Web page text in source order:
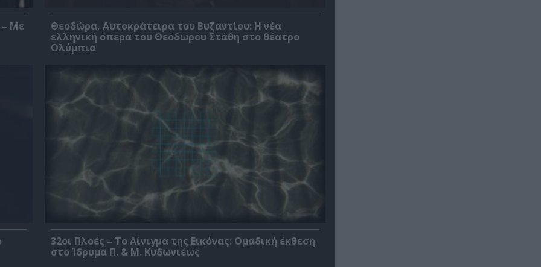
– Με
Θεοδώρα, Αυτοκράτειρα του Βυζαντίου: Η νέα
ελληνική όπερα του Θεόδωρου Στάθη στο θέατρο
Ολύμπια
32οι Πλοές – Το Αίνιγμα της Εικόνας: Ομαδική έκθεση
στο Ίδρυμα Π. & Μ. Κυδωνιέως